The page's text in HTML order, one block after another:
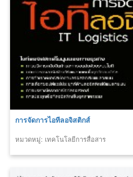
การจัดการไอทีลอจิสติกส์
หมวดหมู่: เทคโนโลยีการสื่อสาร